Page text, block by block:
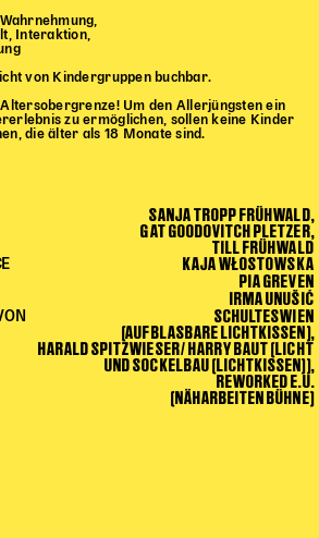
Interaktion,
von Kindergruppen buchbar.
Um den Allerjüngsten ein
zu ermöglichen, sollen keine Kinder
die älter als 18 Monate sind.
SANJA TROPP FRÜHWALD,
GAT GOODOVITCH PLETZER,
TILL FRÜHWALD
KAJA WŁOSTOWSKA
PIA GREVEN
IRMA UNUŠIĆ
SCHULTESWIEN
(AUFBLASBARE LICHTKISSEN),
HARALD SPITZWIESER/ HARRY BAUT (LICHT
UND SOCKELBAU (LICHTKISSEN)),
REWORKED E.U.
(NÄHARBEITEN BÜHNE)